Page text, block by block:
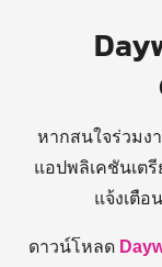
หากสนใจร่วมง
แอปพลิเคชันเต
แจ้งเตื
ดาวน์โหลด